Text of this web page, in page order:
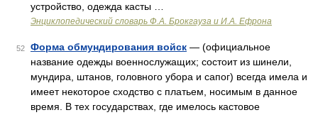
устройство, одежда касты …
Энциклопедический словарь Ф.А. Брокгауза и И.А. Ефрона
52 Форма обмундирования войск — (официальное
название одежды военнослужащих; состоит из шинели,
мундира, штанов, головного убора и сапог) всегда имела и
имеет некоторое сходство с платьем, носимым в данное
время. В тех государствах, где имелось кастовое